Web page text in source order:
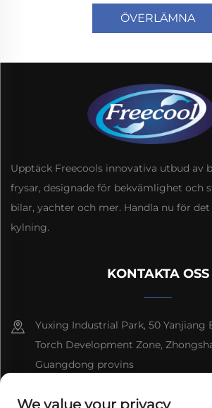
ÖVERLÄMNA
Upptäck Freecools innovativa utbud av
frysar, designade för bekvämlighet och
bilar, yachter och mer. Handla nu för
kylning.
KONTAKTA OSS
Yuxing Industrial Park, 50 Yanjiang
Torch Development Zone,
Guangdong provins
8613603092966
We value your privacy